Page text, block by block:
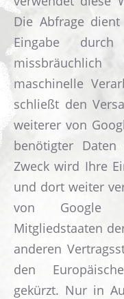
Die Abfrage
Eingabe
maschinelle
schließt den
weiterer von
benötigter
Zweck wird Ihre
und dort weiter
von Google
Mitgliedstaaten
anderen
den
gekürzt. Nur in